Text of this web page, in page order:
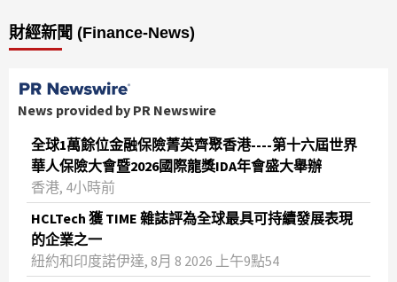
財經新聞 (Finance-News)
News provided by PR Newswire
全球1萬餘位金融保險菁英齊聚香港----第十六屆世界
華人保險大會暨2026國際龍獎IDA年會盛大舉辦
香港, 4小時前
HCLTech 獲 TIME 雜誌評為全球最具可持續發展表現
的企業之一
紐約和印度諾伊達, 8月 8 2026 上午9點54